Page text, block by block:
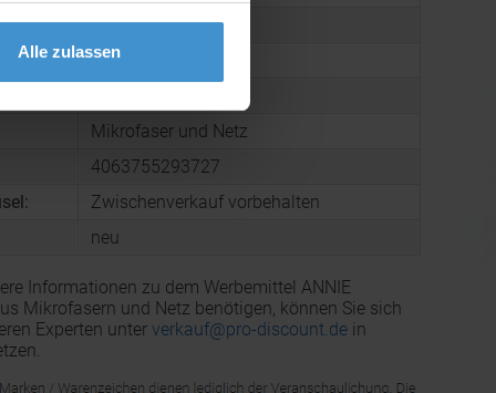
Alle zulassen
9,0 kg
4202929190
Mikrofaser und Netz
4063755293727
Zwischenverkauf vorbehalten
neu
Informationen zu dem Werbemittel ANNIE
Mikrofasern und Netz benötigen, können Sie sich
Experten unter verkauf@pro-discount.dein